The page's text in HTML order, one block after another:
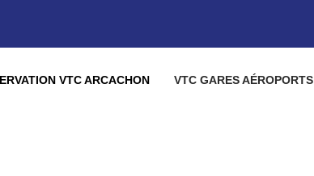
VTC ARCACHON VTC GARES AÉROPORTS